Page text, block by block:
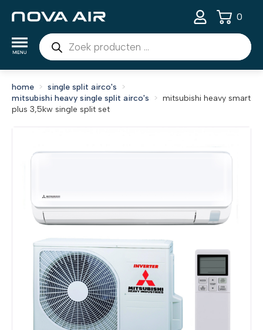
Producten
zoeken
0
home
single split airco's
mitsubishi heavy single split airco's
mitsubishi heavy smart
plus 3,5kw single split set